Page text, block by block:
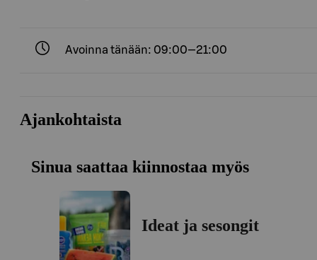
Avoinna tänään: 09:00—21:00
Ajankohtaista
Sinua saattaa kiinnostaa myös
Ideat ja sesongit